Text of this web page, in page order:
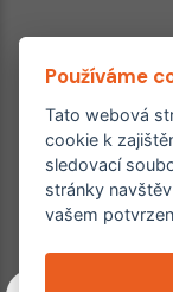
Používáme
Tato webová
cookie k
sledovací
stránky
vašem